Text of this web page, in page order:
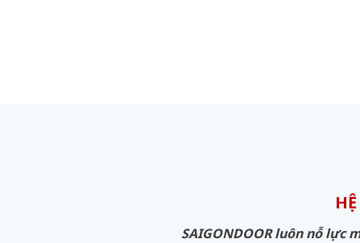
SAIGONDOOR luôn nỗ lực